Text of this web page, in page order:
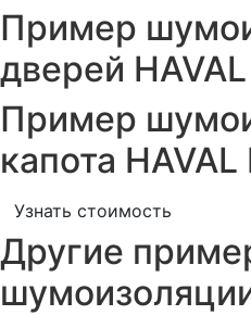
Пример
дверей
Пример
капота HAVAL
Узнать стоимость
Другие